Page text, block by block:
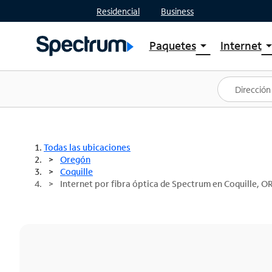
Residencial Business
Paquetesarrow_drop_down
Ver paquetes
Spectrum One
Mejores ofertas
Internetarrow_drop_down
Planes
Todas las ubicaciones
Oregón
Coquille
Internet por fibra óptica de Spectrum en Coquille,